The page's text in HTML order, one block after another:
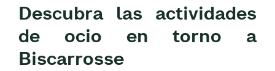
Descubra las actividades
de ocio en torno a
Biscarrosse